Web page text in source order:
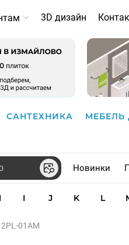
3D дизайн
САНТЕХНИКА МЕБЕЛЬ
Новинки
I J K L
01AM